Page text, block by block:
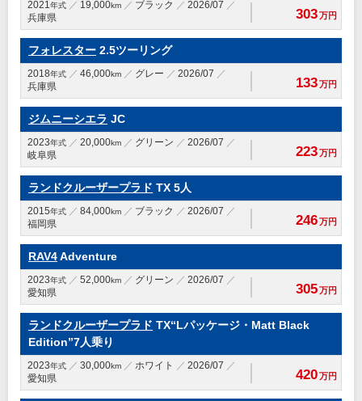
2021年式 19,000km ブラック
2026/07
兵庫県
303万円
フォレスター 2.5ツーリング
2018年式 46,000km グレー
2026/07
兵庫県
133万円
ジムニーシエラ JC
2023年式 20,000km グリーン
2026/07
岐阜県
223万円
ランドクルーザープラド TX 5人
2015年式 84,000km ブラック
2026/07
福岡県
246万円
RAV4Adventure
2023年式 52,000km グリーン
2026/07
愛知県
305万円
ランドクルーザープラド TX“Lパッケージ・Matt Black
Edition”7人乗り
2023年式 30,000km ホワイト
2026/07
愛知県
420万円